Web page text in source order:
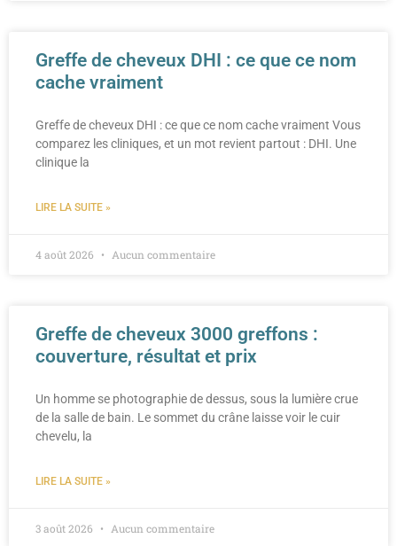
Greffe de cheveux DHI : ce que ce nom
cache vraiment
Greffe de cheveux DHI : ce que ce nom cache vraiment Vous
comparez les cliniques, et un mot revient partout : DHI. Une
clinique la
LIRE LA SUITE »
4 août 2026 Aucun commentaire
Greffe de cheveux 3000 greffons :
couverture, résultat et prix
Un homme se photographie de dessus, sous la lumière crue
de la salle de bain. Le sommet du crâne laisse voir le cuir
chevelu, la
LIRE LA SUITE »
3 août 2026 Aucun commentaire